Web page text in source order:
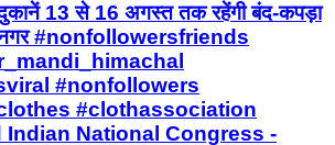
दुकानें 13 से 16 अगस्त तक रहेंगी बंद-कपड़ा
#nonfollowersfriends
#nonfollowers
#clothassociation
Indian National Congress -